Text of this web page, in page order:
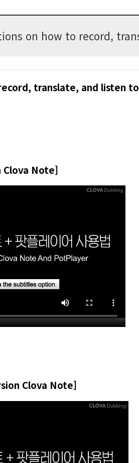
on how to record,
translate, and listen
Clova Note]
Clova Note]